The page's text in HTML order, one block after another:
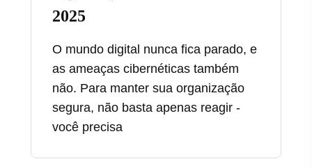
2025
O mundo digital nunca fica parado, e
as ameaças cibernéticas também
não. Para manter sua organização
segura, não basta apenas reagir -
você precisa